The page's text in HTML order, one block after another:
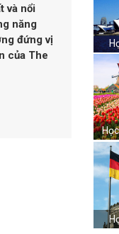
và nổi
năng
đứng vị
của The